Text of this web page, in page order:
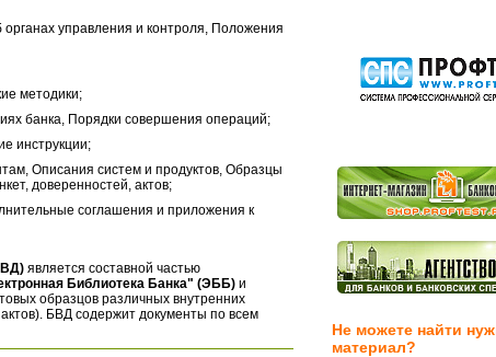
управления и контроля, Положения
методики;
банка, Порядки совершения операций;
инструкции;
Описания систем и продуктов, Образцы
доверенностей, актов;
соглашения и приложения к
является составной частью
Библиотека Банка" (ЭББ) и
образцов различных внутренних
БВД содержит документы по всем
Не можете найти
материал?